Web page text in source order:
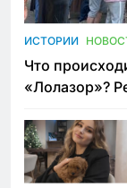
ИСТОРИИ
Что
«Лолазор»?